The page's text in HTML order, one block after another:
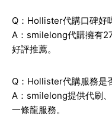
Q：Hollister代購口碑好
A：smilelong代購擁有
好評推薦。
Q：Hollister代購服務是
A：smilelong提供代刷
一條龍服務。